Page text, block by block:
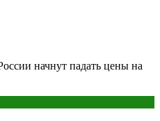
начнут падать цены на